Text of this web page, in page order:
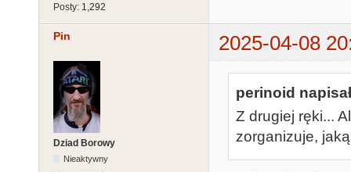
Posty: 1,292
Pin 2025-04-08
Dziad Borowy
Nieaktywny
perinoid
Z drugiej ręki...
zorganizuje,